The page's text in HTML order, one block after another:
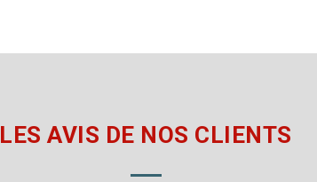
LES AVIS DE NOS CLIENTS